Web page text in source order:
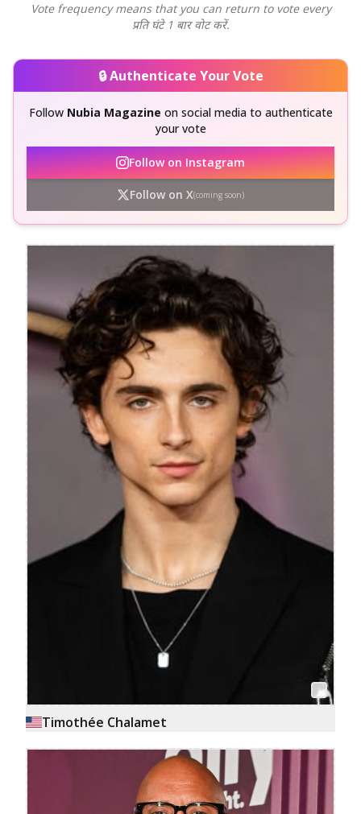
Vote frequency means that you can return to vote every
प्रति घंटे 1 बार वोट करें.
🔒 Authenticate Your Vote
Follow Nubia Magazine on social media to authenticate
your vote
Follow on Instagram
Follow on X(coming soon)
Timothée Chalamet